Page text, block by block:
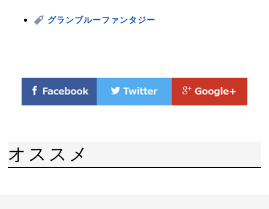
グランブルーファンタジー
オススメ